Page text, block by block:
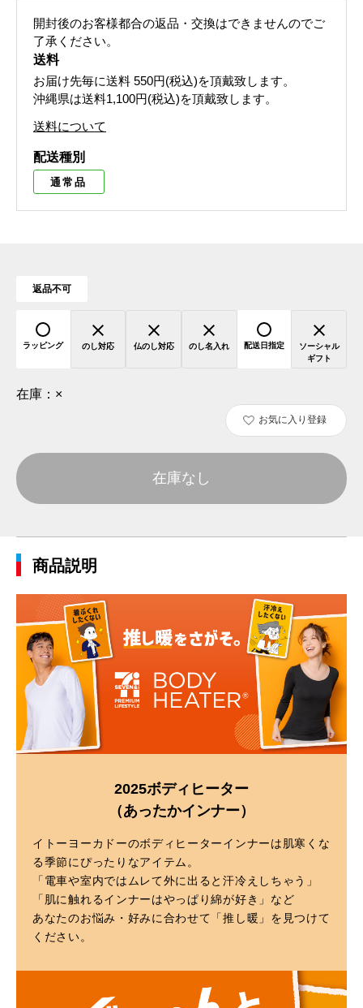
開封後のお客様都合の返品・交換はできませんのでご
了承ください。
送料
お届け先毎に送料 550円(税込)を頂戴致します。
沖縄県は送料1,100円(税込)を頂戴致します。
送料について
配送種別
通常品
返品不可
ラッピング のし対応 仏のし対応 のし名入れ 配送日指定
ソーシャル
ギフト
在庫： ×
お気に入り登録
在庫なし
商品説明
2025ボディヒーター
（あったかインナー）
イトーヨーカドーのボディヒーターインナーは肌寒くな
る季節にぴったりなアイテム。
「電車や室内ではムレて外に出ると汗冷えしちゃう」
「肌に触れるインナーはやっぱり綿が好き」など
あなたのお悩み・好みに合わせて「推し暖」を見つけて
ください。